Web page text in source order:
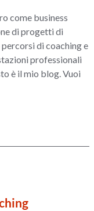
come business
di progetti di
di coaching e
professionali
è il mio blog. Vuoi